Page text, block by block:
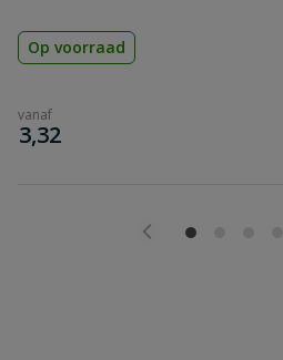
Op voorraad
vanaf
€
3,32